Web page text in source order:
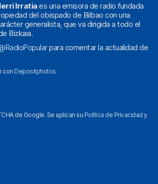
Irratiaes una emisora de radio fundada
del obispado de Bilbao con una
generalista, que va dirigida a todo el
Bizkaia.
para comentar la actualidad de
con Depositphotos
de Google. Se aplican su Política de Privacidad y